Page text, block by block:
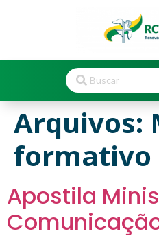
Arquivos:
formativo
Apostila